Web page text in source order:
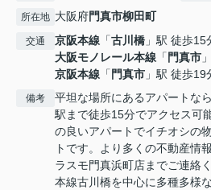
所在地 大阪府門真市柳田町
交通 京阪本線 「古川橋 」駅 徒歩15
大阪モノレール本線 「 門真市
京阪本線 「 門真市 」駅 徒歩19
備考
平坦な場所にあるアパートな
駅まで徒歩15分でアクセス可
の良いアパートでイチオシの
トです。より多くの不動産情
ラスモ門真浜町店までご連絡
本線古川橋を中心に多種多様